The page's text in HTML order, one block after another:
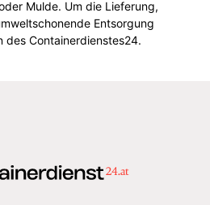
Mulde. Um die Lieferung,
Entsorgung
des Containerdienstes24.